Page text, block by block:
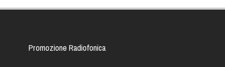
Promozione Radiofonica